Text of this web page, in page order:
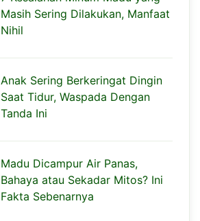
Masih Sering Dilakukan, Manfaat
Nihil
Anak Sering Berkeringat Dingin
Saat Tidur, Waspada Dengan
Tanda Ini
Madu Dicampur Air Panas,
Bahaya atau Sekadar Mitos? Ini
Fakta Sebenarnya